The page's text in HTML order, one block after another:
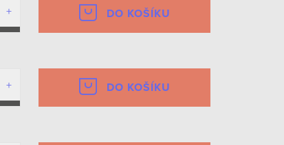
DO KOŠÍKU
DO KOŠÍKU